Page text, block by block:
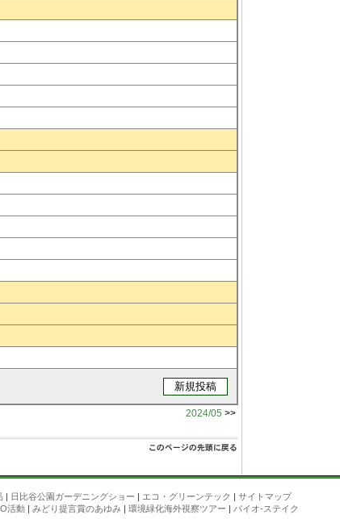
2024/05 >>
| 日比谷公園ガーデニングショー | エコ・グリーンテック | サイトマップ
活動 | みどり提言賞のあゆみ | 環境緑化海外視察ツアー | バイオ-ステイク